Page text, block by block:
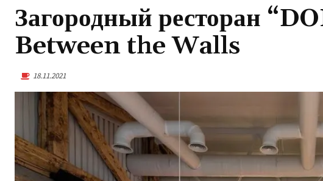
Загородный ресторан
Between the Walls
18.11.2021